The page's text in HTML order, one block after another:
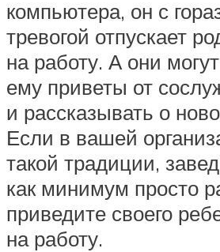
компьютера, он с
тревогой отпускает
на работу. А они
ему приветы от
и рассказывать о
Если в вашей
такой традиции,
как минимум просто
приведите своего
на работу.